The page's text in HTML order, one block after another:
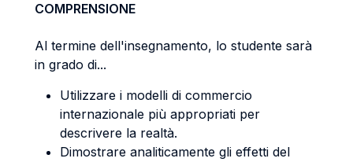
COMPRENSIONE
Al termine dell'insegnamento, lo studente sarà
in grado di...
Utilizzare i modelli di commercio
internazionale più appropriati per
descrivere la realtà.
Dimostrare analiticamente gli effetti del